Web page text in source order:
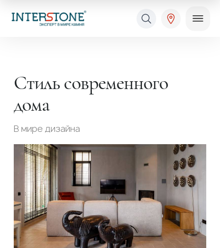
Стиль современного
дома
В мире дизайнаВаша сфера деятельности
Обработчик Дизайнер